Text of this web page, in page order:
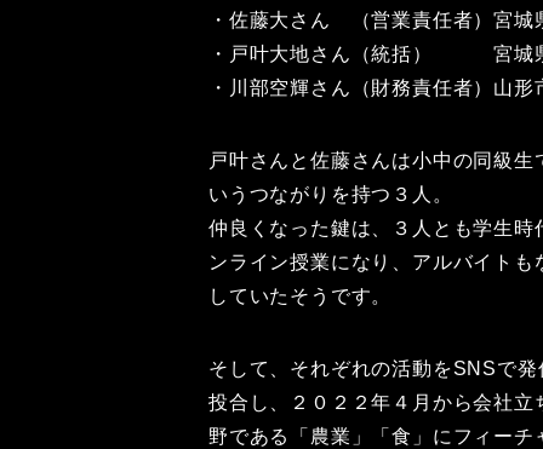
・佐藤大さん （営業責任者）宮城
・戸叶大地さん（統括） 宮城
・川部空輝さん（財務責任者）山形
戸叶さんと佐藤さんは小中の同級
いうつながりを持つ３人。
仲良くなった鍵は、３人とも学生
ンライン授業になり、アルバイト
していたそうです。
そして、それぞれの活動をSNSで
投合し、２０２２年４月から会社
野である「農業」「食」にフィー